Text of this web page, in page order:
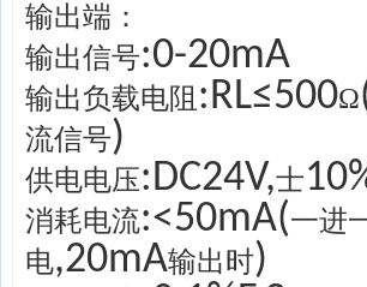
输出端：
输出信号:0-20mA
输出负载电阻 :RL≤500Ω
流信号)
供电电压:DC24V,士
消耗电流:<50mA(一进
电,20mA输出时)